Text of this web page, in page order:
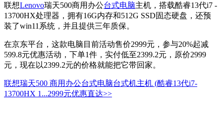
联想Lenovo瑞天500商用办公台式电脑主机，搭载酷睿13代i7 -
13700HX处理器，拥有16G内存和512G SSD固态硬盘，还预
装了win11系统，并且提供三年质保。
在京东平台，这款电脑目前活动售价2999元，参与20%起减
599.8元优惠活动，下单1件，实付低至2399.2元，原价2999
元，现在以2399.2元的价格就能把它带回家。
联想瑞天500 商用办公台式电脑台式机主机 (酷睿13代i7-
13700HX 1...2999元优惠直达>>